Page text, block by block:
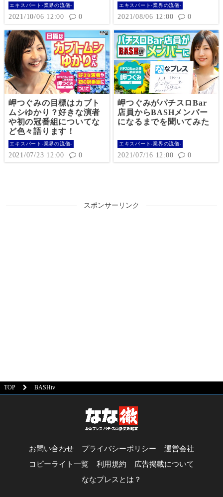
エキスパート-業界の流儀-
2021/10/06 12:00 0
エキスパート-業界の流儀-
2021/08/06 12:00 0
岬つぐみの目標はカブト
ムシゆかり？好きな演者
や初の冠番組についてな
ど色々語ります！
エキスパート-業界の流儀-
2021/07/23 12:00 0
岬つぐみがパチスロBar
店員からBASHメンバー
になるまでを聞いてみた
エキスパート-業界の流儀-
2021/07/16 12:00 0
スポンサーリンク
TOP BASHtv
お問い合わせ プライバシーポリシー
運営会社
コピーライト一覧
利用規約
広告掲載について
ななプレスとは？